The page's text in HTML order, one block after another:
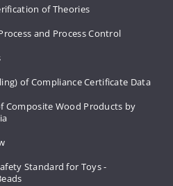
of Theories
and Process Control
of Compliance Certificate Data
Composite Wood Products by
Standard for Toys -